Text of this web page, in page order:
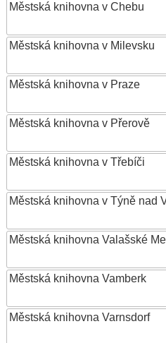
Městská knihovna v Chebu
Městská knihovna v Milevsku
Městská knihovna v Praze
Městská knihovna v Přerově
Městská knihovna v Třebíči
Městská knihovna v Týně nad
Městská knihovna Valašské
Městská knihovna Vamberk
Městská knihovna Varnsdorf